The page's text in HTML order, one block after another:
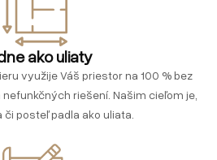
ako uliaty
využije Váš priestor na 100 % bez
riešení. Našim cieľom je,
či posteľ padla ako uliata.